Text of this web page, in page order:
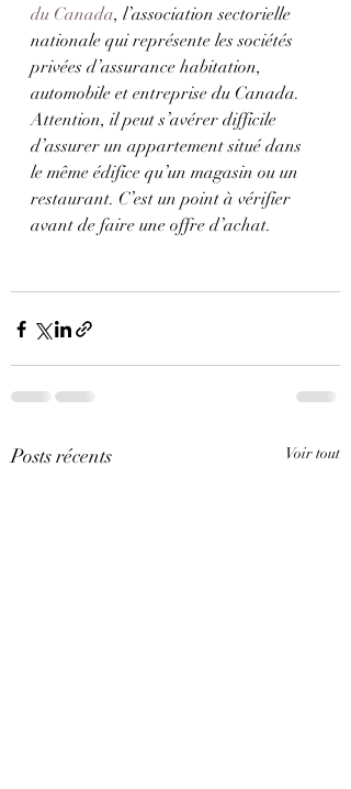
du Canada, l’association sectorielle
nationale qui représente les sociétés
privées d’assurance habitation,
automobile et entreprise du Canada.
Attention, il peut s’avérer difficile
d’assurer un appartement situé dans
le même édifice qu’un magasin ou un
restaurant. C’est un point à vérifier
avant de faire une offre d’achat.
Posts récents Voir tout